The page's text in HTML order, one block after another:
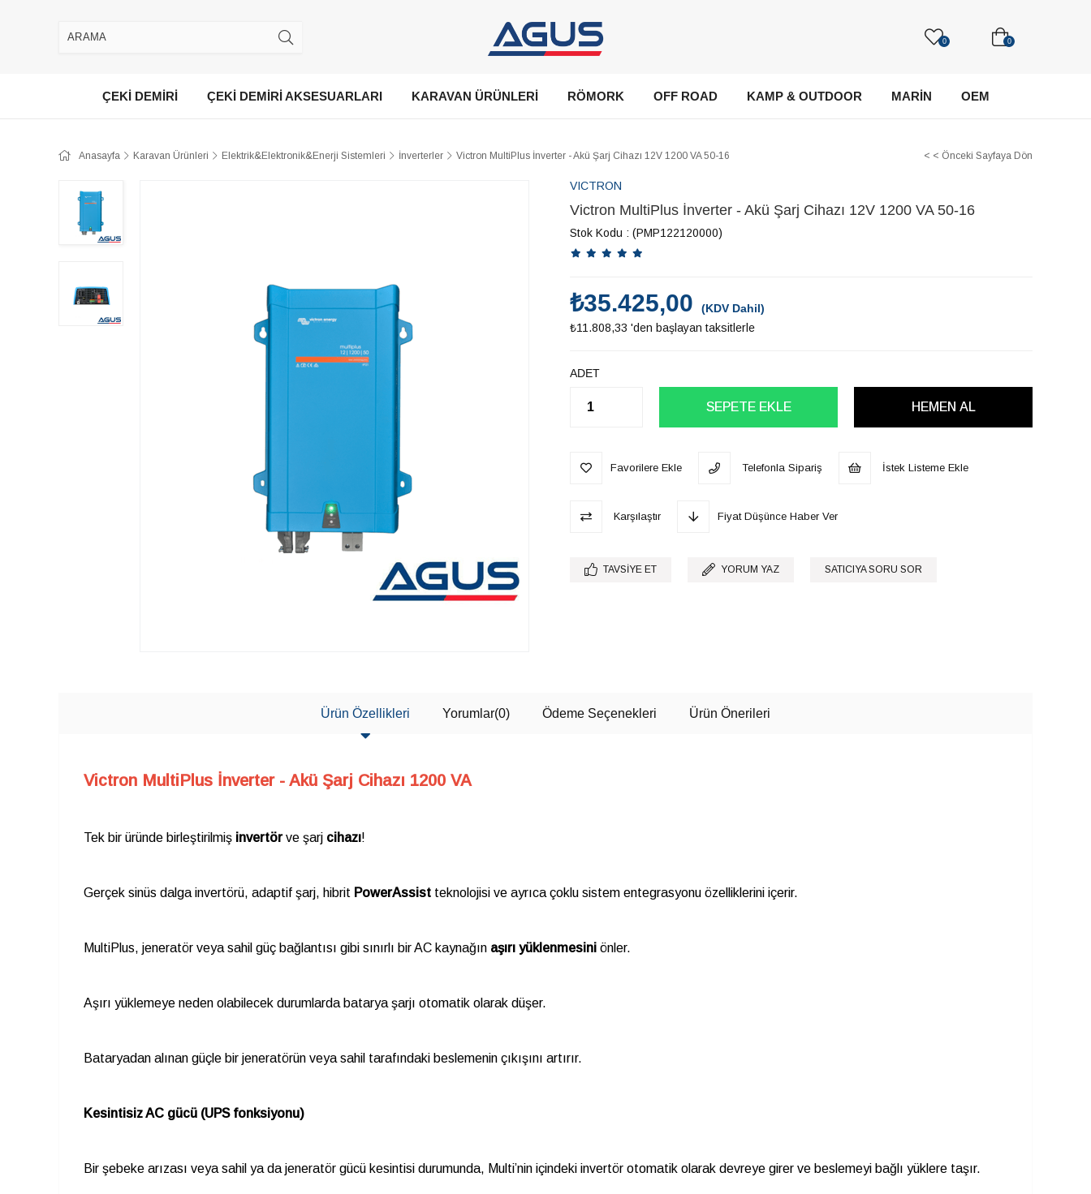
0 0
ÇEKİ DEMİRİ ÇEKİ DEMİRİ AKSESUARLARI KARAVAN ÜRÜNLERİ RÖMORK OFF ROAD KAMP & OUTDOOR MARİN OEM
Anasayfa Karavan Ürünleri Elektrik&Elektronik&Enerji Sistemleri İnverterler Victron MultiPlus İnverter - Akü Şarj Cihazı 12V 1200 VA 50-16 < < Önceki Sayfaya Dön
VICTRON
Victron MultiPlus İnverter - Akü Şarj Cihazı 12V 1200 VA 50-16
Stok Kodu (PMP122120000)
₺35.425,00
(KDV Dahil)
₺11.808,33 'den başlayan taksitlerle
ADET
Favorilere Ekle Telefonla Sipariş İstek Listeme Ekle
Karşılaştır Fiyat Düşünce Haber Ver
TAVSIYE ET YORUM YAZ SATICIYA SORU SOR
Ürün Özellikleri Yorumlar(0) Ödeme Seçenekleri Ürün Önerileri
Victron MultiPlus İnverter - Akü Şarj Cihazı 1200 VA
Tek bir üründe birleştirilmiş invertörve şarj cihazı!
Gerçek sinüs dalga invertörü, adaptif şarj, hibrit PowerAssist teknolojisi ve ayrıca çoklu sistem entegrasyonu özelliklerini içerir.
MultiPlus, jeneratör veya sahil güç bağlantısı gibi sınırlı bir AC kaynağın aşırı yüklenmesini önler.
Aşırı yüklemeye neden olabilecek durumlarda batarya şarjı otomatik olarak düşer.
Bataryadan alınan güçle bir jeneratörün veya sahil tarafındaki beslemenin çıkışını artırır.
Kesintisiz AC gücü (UPS fonksiyonu)
Bir şebeke arızası veya sahil ya da jeneratör gücü kesintisi durumunda, Multi’nin içindeki invertör otomatik olarak devreye girer ve beslemeyi bağlı yüklere taşır.